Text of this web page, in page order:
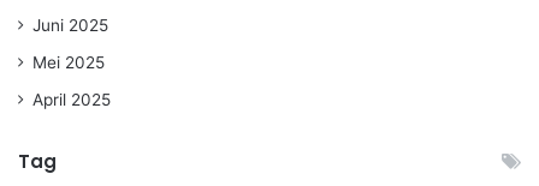
Juni 2025
Mei 2025
April 2025
Tag